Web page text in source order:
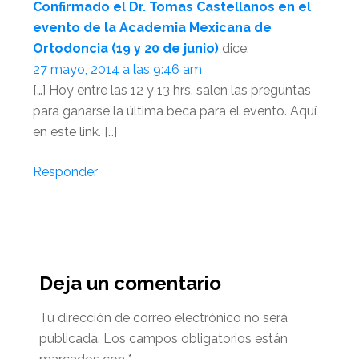
Confirmado el Dr. Tomas Castellanos en el
evento de la Academia Mexicana de
Ortodoncia (19 y 20 de junio) dice:
27 mayo, 2014 a las 9:46 am
[…] Hoy entre las 12 y 13 hrs. salen las preguntas
para ganarse la última beca para el evento. Aquí
en este link. […]
Responder
Deja un comentario
Tu dirección de correo electrónico no será
publicada. Los campos obligatorios están